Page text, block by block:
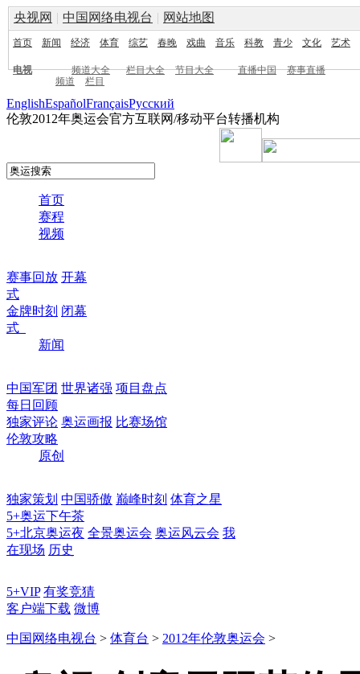
央视网 | 中国网络电视台 | 网站地图
首页 新闻 经济 体育 综艺 春晚 戏曲 音乐 科教 青少 文化 艺术
电视 频道大全 栏目大全 节目大全 直播中国
赛事直播
频道
栏目
EnglishEspañolFrançaisPусский
伦敦2012年奥运会官方互联网/移动平台转播机构
首页
赛程
视频
赛事回放 开幕
式
金牌时刻 闭幕
式
新闻
中国军团 世界诸强 项目盘点
每日回顾
独家评论 奥运画报 比赛场馆
伦敦攻略
原创
独家策划 中国骄傲 巅峰时刻 体育之星
5+奥运下午茶
5+北京奥运夜 全景奥运会 奥运风云会 我
在现场 历史
5+VIP 有奖竞猜
客户端下载 微博
中国网络电视台 > 体育台 > 2012年伦敦奥运会 >